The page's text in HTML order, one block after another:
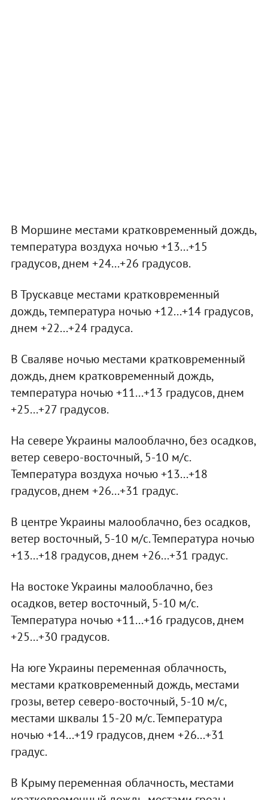
В Моршине местами кратковременный дождь,
температура воздуха ночью +13...+15
градусов, днем +24...+26 градусов.
В Трускавце местами кратковременный
дождь, температура ночью +12...+14 градусов,
днем +22...+24 градуса.
В Сваляве ночью местами кратковременный
дождь, днем кратковременный дождь,
температура ночью +11...+13 градусов, днем
+25...+27 градусов.
На севере Украины малооблачно, без осадков,
ветер северо-восточный, 5-10 м/с.
Температура воздуха ночью +13...+18
градусов, днем +26...+31 градус.
В центре Украины малооблачно, без осадков,
ветер восточный, 5-10 м/с. Температура ночью
+13...+18 градусов, днем +26...+31 градус.
На востоке Украины малооблачно, без
осадков, ветер восточный, 5-10 м/с.
Температура ночью +11...+16 градусов, днем
+25...+30 градусов.
На юге Украины переменная облачность,
местами кратковременный дождь, местами
грозы, ветер северо-восточный, 5-10 м/с,
местами шквалы 15-20 м/с. Температура
ночью +14...+19 градусов, днем +26...+31
градус.
В Крыму переменная облачность, местами